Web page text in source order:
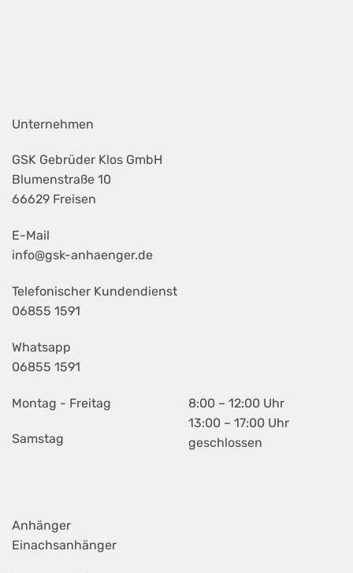
Unternehmen
GSK Gebrüder Klos GmbH
Blumenstraße 10
66629 Freisen
E-Mail
info@gsk-anhaenger.de
Telefonischer Kundendienst
06855 1591
Whatsapp
06855 1591
Montag - Freitag
Samstag
8:00 – 12:00 Uhr
13:00 – 17:00 Uhr
geschlossen
Anhänger
Einachsanhänger